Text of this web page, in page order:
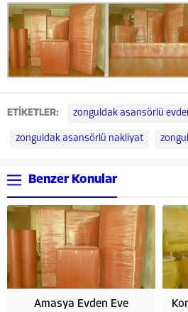
ETİKETLER: zonguldak asansörlü
zonguldak asansörlü nakliyat
Benzer Konular
Amasya Evden Eve